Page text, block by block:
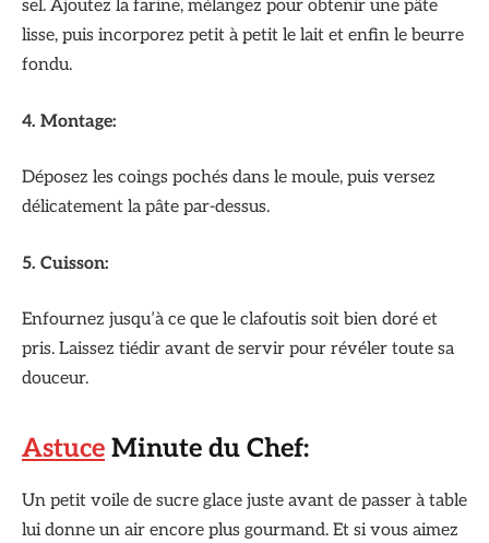
sel. Ajoutez la farine, mélangez pour obtenir une pâte
lisse, puis incorporez petit à petit le lait et enfin le beurre
fondu.
4. Montage:
Déposez les coings pochés dans le moule, puis versez
délicatement la pâte par-dessus.
5. Cuisson:
Enfournez jusqu’à ce que le clafoutis soit bien doré et
pris. Laissez tiédir avant de servir pour révéler toute sa
douceur.
Astuce Minute du Chef:
Un petit voile de sucre glace juste avant de passer à table
lui donne un air encore plus gourmand. Et si vous aimez